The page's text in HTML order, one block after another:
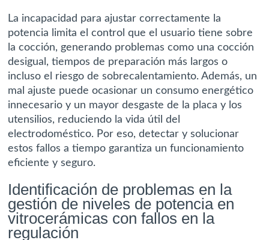
La incapacidad para ajustar correctamente la
potencia limita el control que el usuario tiene sobre
la cocción, generando problemas como una cocción
desigual, tiempos de preparación más largos o
incluso el riesgo de sobrecalentamiento. Además, un
mal ajuste puede ocasionar un consumo energético
innecesario y un mayor desgaste de la placa y los
utensilios, reduciendo la vida útil del
electrodoméstico. Por eso, detectar y solucionar
estos fallos a tiempo garantiza un funcionamiento
eficiente y seguro.
Identificación de problemas en la
gestión de niveles de potencia en
vitrocerámicas con fallos en la
regulación